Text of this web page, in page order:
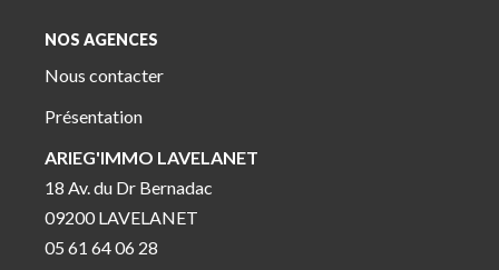
NOS AGENCES
Nous contacter
Présentation
ARIEG'IMMO LAVELANET
18 Av. du Dr Bernadac
09200 LAVELANET
05 61 64 06 28